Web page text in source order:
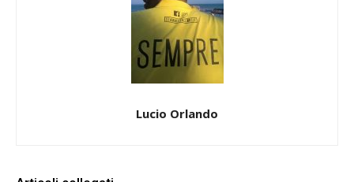
Lucio Orlando